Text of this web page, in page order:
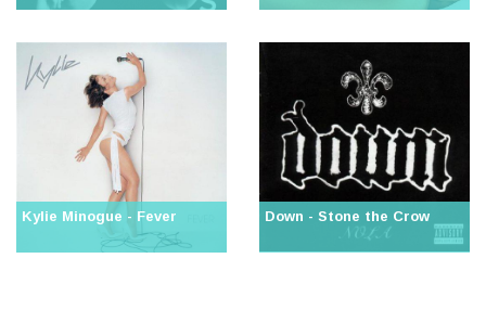
Kylie Minogue - Fever Down - Stone the Crow